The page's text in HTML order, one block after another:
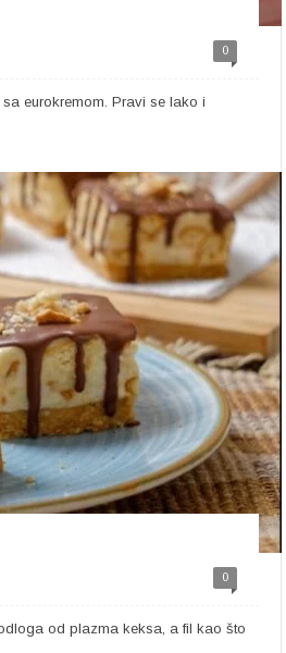
0
eurokremom. Pravi se lako i
0
od plazma keksa, a fil kao što